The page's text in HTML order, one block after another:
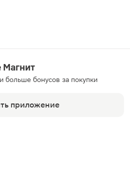
больше бонусов за покупки
приложение